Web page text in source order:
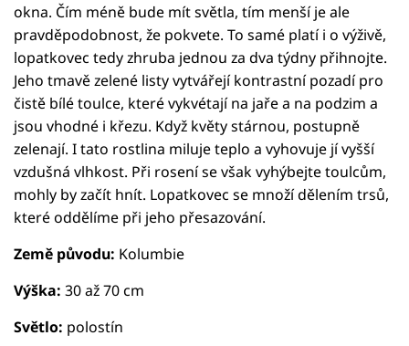
okna. Čím méně bude mít světla, tím menší je ale
pravděpodobnost, že pokvete. To samé platí i o výživě,
lopatkovec tedy zhruba jednou za dva týdny přihnojte.
Jeho tmavě zelené listy vytvářejí kontrastní pozadí pro
čistě bílé toulce, které vykvétají na jaře a na podzim a
jsou vhodné i křezu. Když květy stárnou, postupně
zelenají. I tato rostlina miluje teplo a vyhovuje jí vyšší
vzdušná vlhkost. Při rosení se však vyhýbejte toulcům,
mohly by začít hnít. Lopatkovec se množí dělením trsů,
které oddělíme při jeho přesazování.
Země původu: Kolumbie
Výška: 30 až 70 cm
Světlo: polostín